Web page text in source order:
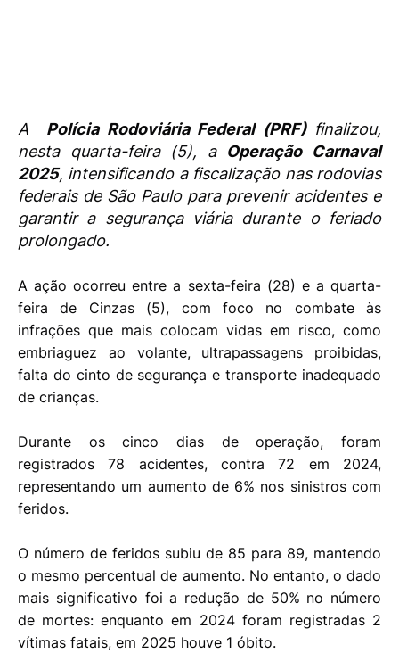
A Polícia Rodoviária Federal (PRF) finalizou,
nesta quarta-feira (5), a Operação Carnaval
2025, intensificando a fiscalização nas rodovias
federais de São Paulo para prevenir acidentes e
garantir a segurança viária durante o feriado
prolongado.
A ação ocorreu entre a sexta-feira (28) e a quarta-
feira de Cinzas (5), com foco no combate às
infrações que mais colocam vidas em risco, como
embriaguez ao volante, ultrapassagens proibidas,
falta do cinto de segurança e transporte inadequado
de crianças.
Durante os cinco dias de operação, foram
registrados 78 acidentes, contra 72 em 2024,
representando um aumento de 6% nos sinistros com
feridos.
O número de feridos subiu de 85 para 89, mantendo
o mesmo percentual de aumento. No entanto, o dado
mais significativo foi a redução de 50% no número
de mortes: enquanto em 2024 foram registradas 2
vítimas fatais, em 2025 houve 1 óbito.